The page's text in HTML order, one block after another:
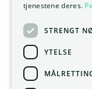
tjenestene deres.
STRENGT
YTELSE